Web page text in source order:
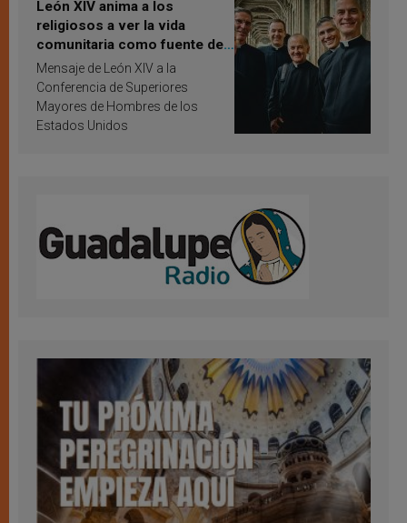
León XIV anima a los
religiosos a ver la vida
comunitaria como fuente de
inspiración y santificación
Mensaje de León XIV a la
Conferencia de Superiores
Mayores de Hombres de los
Estados Unidos